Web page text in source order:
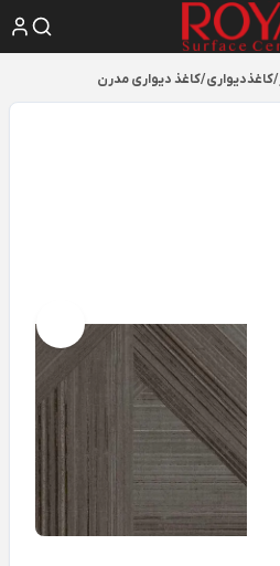
/کاغذدیواری/کاغذ دیواری مدرن